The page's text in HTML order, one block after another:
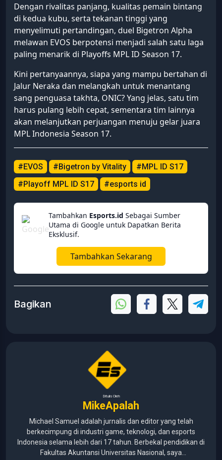
Dengan rivalitas panjang, kualitas pemain bintang
di kedua kubu, serta tekanan tinggi yang
menyelimuti pertandingan, duel Bigetron Alpha
melawan EVOS berpotensi menjadi salah satu laga
paling menarik di Playoffs MPL ID Season 17.
Kini pertanyaannya, siapa yang mampu bertahan di
Jalur Neraka dan melangkah untuk menantang
sang penguasa takhta, ONIC? Yang jelas, satu tim
harus pulang lebih cepat, sementara tim lainnya
akan melanjutkan perjuangan menuju gelar juara
MPL Indonesia Season 17.
#EVOS #Bigetron by Vitality
#MPL ID S17
#Playoff MPL ID S17
#esports id
Tambahkan Esports.id Sebagai Sumber
Utama di Google untuk Dapatkan Berita
Eksklusif.
Tambahkan Sekarang
Bagikan
Ditulis Oleh
MikeApalah
Michael Samuel adalah jurnalis dan editor yang telah
berkecimpung di industri game, teknologi, dan esports
Indonesia selama lebih dari 17 tahun. Berbekal pendidikan di
Fakultas Akuntansi Universitas Nasional, saya